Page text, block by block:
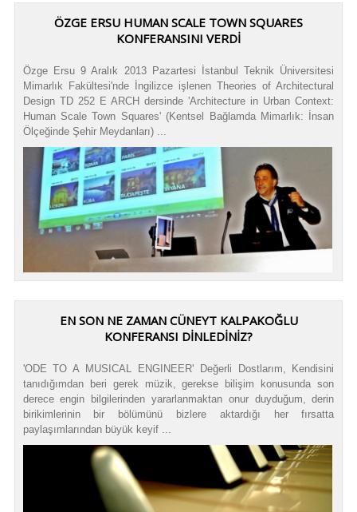
ÖZGE ERSU HUMAN SCALE TOWN SQUARES
KONFERANSINI VERDI
Özge Ersu 9 Aralık 2013 Pazartesi İstanbul Teknik Üniversitesi
Mimarlık Fakültesi'nde İngilizce işlenen Theories of Architectural
Design TD 252 E ARCH dersinde 'Architecture in Urban Context:
Human Scale Town Squares' (Kentsel Bağlamda Mimarlık: İnsan
Ölçeğinde Şehir Meydanları) ...
EN SON NE ZAMAN CÜNEYT KALPAKOĞLU
KONFERANSI DINLEDINIZ?
'ODE TO A MUSICAL ENGINEER' Değerli Dostlarım, Kendisini
tanıdığımdan beri gerek müzik, gerekse bilişim konusunda son
derece engin bilgilerinden yararlanmaktan onur duyduğum, derin
birikimlerinin bir bölümünü bizlere aktardığı her fırsatta
paylaşımlarından büyük keyif ...